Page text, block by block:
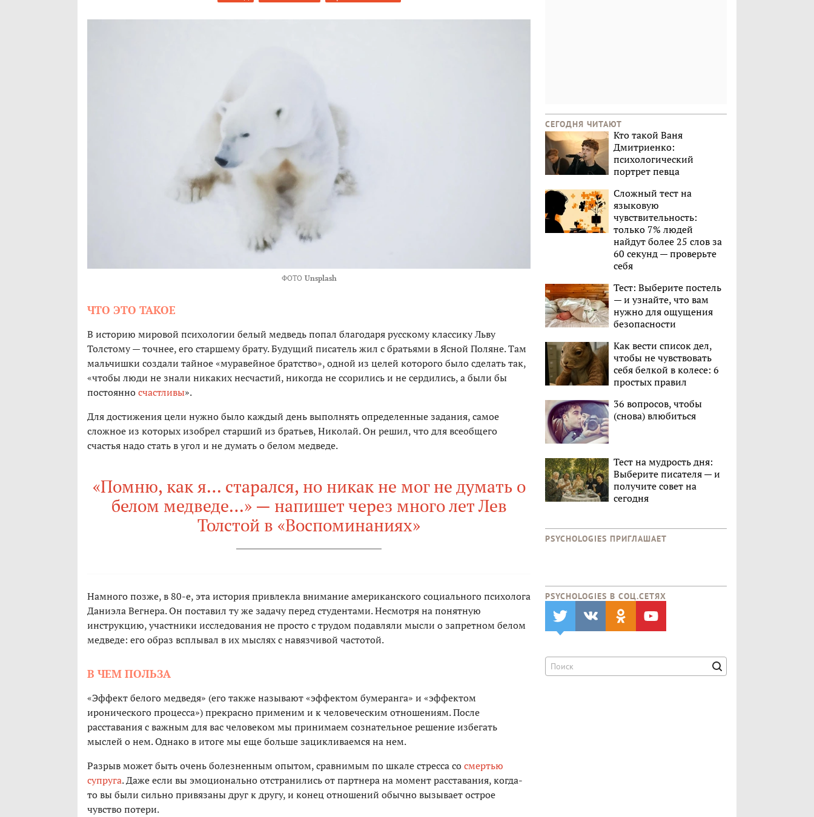
ФОТО Unsplash
ЧТО ЭТО ТАКОЕ
В историю мировой психологии белый медведь попал благодаря русскому классику Льву
Толстому — точнее, его старшему брату. Будущий писатель жил с братьями в Ясной Поляне. Там
мальчишки создали тайное «муравейное братство», одной из целей которого было сделать так,
«чтобы люди не знали никаких несчастий, никогда не ссорились и не сердились, а были бы
постоянносчастливы».
Для достижения цели нужно было каждый день выполнять определенные задания, самое
сложное из которых изобрел старший из братьев, Николай. Он решил, что для всеобщего
счастья надо стать в угол и не думать о белом медведе.
«Помню, как я… старался, но никак не мог не думать о
белом медведе…» — напишет через много лет Лев
Толстой в «Воспоминаниях»
Намного позже, в 80-е, эта история привлекла внимание американского социального психолога
Даниэла Вегнера. Он поставил ту же задачу перед студентами. Несмотря на понятную
инструкцию, участники исследования не просто с трудом подавляли мысли о запретном белом
медведе: его образ всплывал в их мыслях с навязчивой частотой.
В ЧЕМ ПОЛЬЗА
«Эффект белого медведя» (его также называют «эффектом бумеранга» и «эффектом
иронического процесса») прекрасно применим и к человеческим отношениям. После
расставания с важным для вас человеком мы принимаем сознательное решение избегать
мыслей о нем. Однако в итоге мы еще больше зацикливаемся на нем.
Разрыв может быть очень болезненным опытом, сравнимым по шкале стресса сосмертью
супруга. Даже если вы эмоционально отстранились от партнера на момент расставания, когда-
то вы были сильно привязаны друг к другу, и конец отношений обычно вызывает острое
чувство потери.
СЕГОДНЯ ЧИТАЮТ
Кто такой Ваня
Дмитриенко:
психологический
портрет певца
Сложный тест на
языковую
чувствительность:
только 7% людей
найдут более 25 слов за
60 секунд — проверьте
себя
Тест: Выберите постель
— и узнайте, что вам
нужно для ощущения
безопасности
Как вести список дел,
чтобы не чувствовать
себя белкой в колесе: 6
простых правил
36 вопросов, чтобы
(снова) влюбиться
Тест на мудрость дня:
Выберите писателя — и
получите совет на
сегодня
PSYCHOLOGIES ПРИГЛАШАЕТ
PSYCHOLOGIES В CОЦ.СЕТЯХ